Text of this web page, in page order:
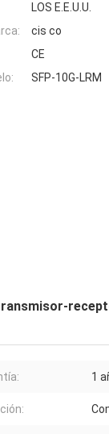
LOS E.E.U.U.
cis co
CE
SFP-10G-LRM
1